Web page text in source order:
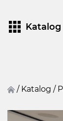
Katalog
/ Katalog /